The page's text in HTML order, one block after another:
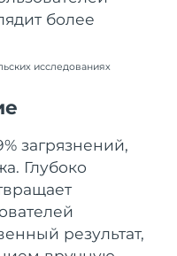
более
исследованиях
загрязнений,
Глубоко
результат,
дата доставки
09/08/2026
дата доставки
дата доставки